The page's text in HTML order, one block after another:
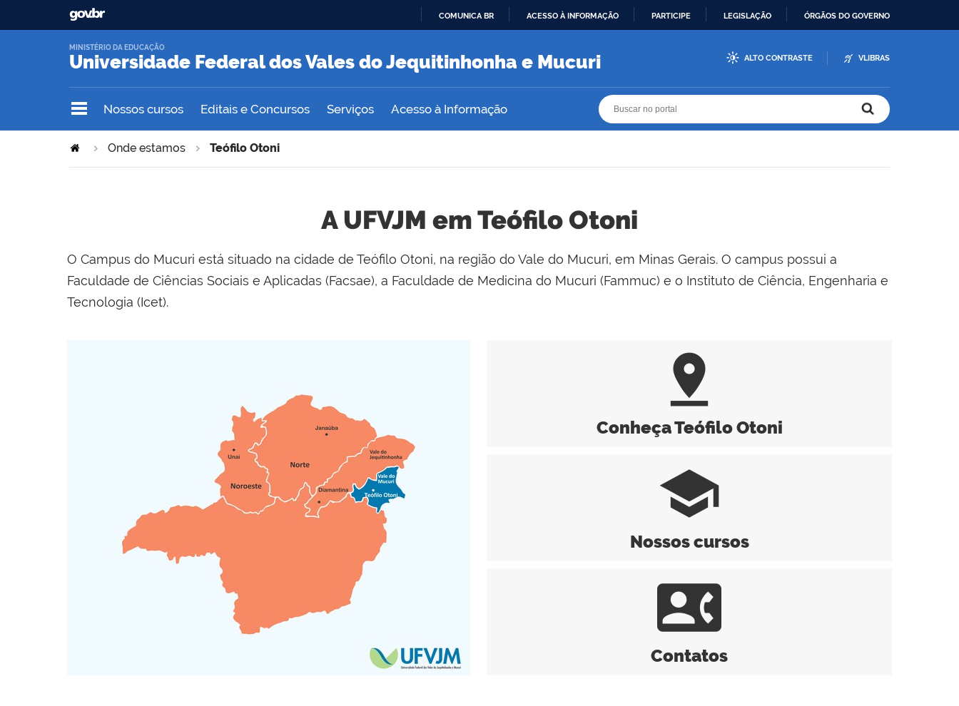
O
COMUNICA BR ACESSO À INFORMAÇÃO PARTICIPE LEGISLAÇÃO ÓRGÃOS DO GOVERNO
Universidade Federal dos Vales do Jequitinhonha e Mucuri
MINISTÉRIO DA EDUCAÇÃO
ALTO CONTRASTE VLIBRAS
Nossos cursos Editais e Concursos Serviços Acesso à Informação
Onde estamos Teófilo Otoni
A UFVJM em Teófilo Otoni
O Campus do Mucuri está situado na cidade de Teófilo Otoni, na região do Vale do Mucuri, em Minas Gerais. O campus possui a
Faculdade de Ciências Sociais e Aplicadas (Facsae), a Faculdade de Medicina do Mucuri (Fammuc) e o Instituto de Ciência, Engenharia e
Tecnologia (Icet).
pin_drop
Conheça Teófilo Otoni
school
Nossos cursos
contact_phone
Contatos